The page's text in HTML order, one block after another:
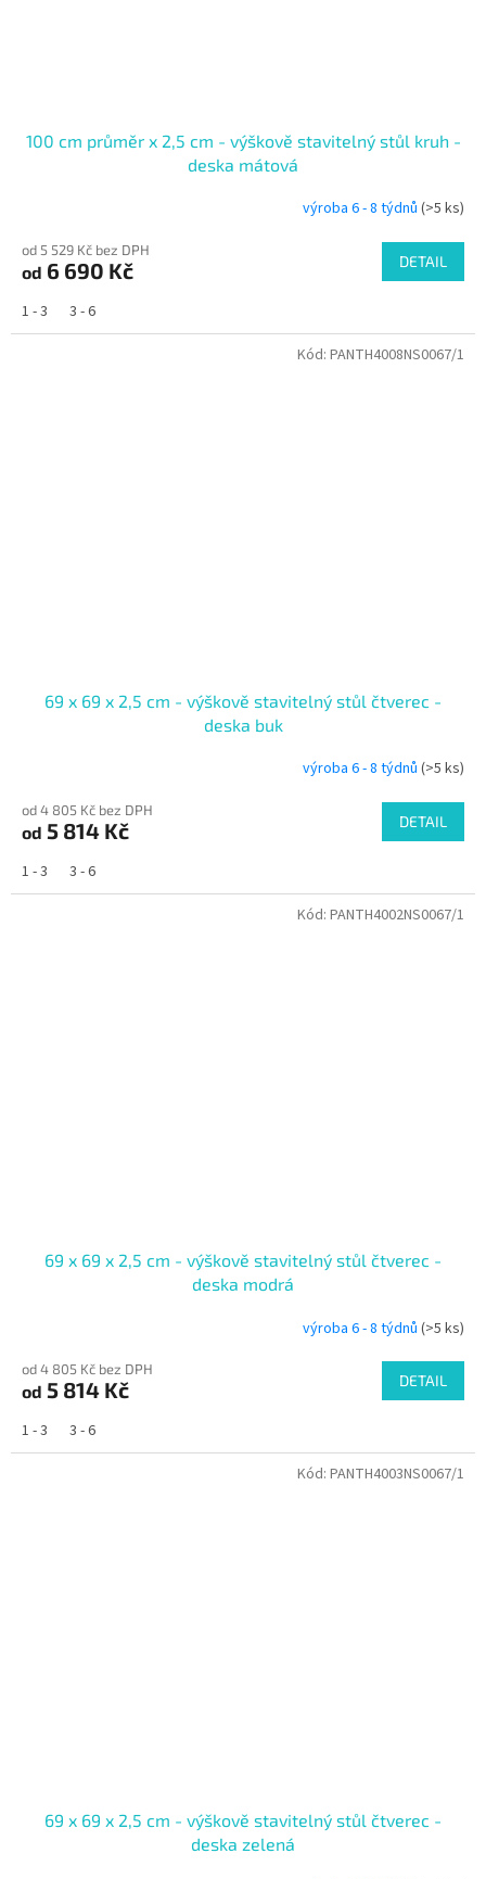
100 cm průměr x 2,5 cm - výškově stavitelný stůl kruh -
deska mátová
výroba 6 - 8 týdnů (>5 ks)
od 5 529 Kč bez DPH
od 6 690 Kč DETAIL
1 - 3 3 - 6
69 x 69 x 2,5 cm - výškově stavitelný stůl čtverec -
deska buk
výroba 6 - 8 týdnů (>5 ks)
od 4 805 Kč bez DPH
od 5 814 Kč DETAIL
1 - 3 3 - 6
Kód: PANTH4008NS0067/1
69 x 69 x 2,5 cm - výškově stavitelný stůl čtverec -
deska modrá
výroba 6 - 8 týdnů (>5 ks)
od 4 805 Kč bez DPH
od 5 814 Kč DETAIL
1 - 3 3 - 6
Kód: PANTH4002NS0067/1
69 x 69 x 2,5 cm - výškově stavitelný stůl čtverec -
deska zelená
Kód: PANTH4003NS0067/1